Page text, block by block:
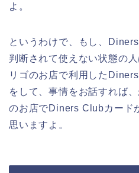
よ。
というわけで、もし、
判断されて使えない状態の
リゴのお店で利用した
をして、事情をお話すれば
のお店でDiners Clubカード
思いますよ。